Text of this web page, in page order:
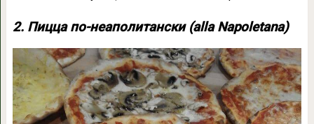
2. Пицца по-неаполитански (alla Napoletana)